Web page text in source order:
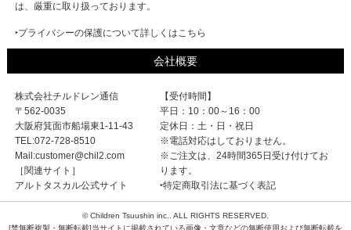
は、厳重に取り扱っております。
‣プライバシーの保護について詳しくはこちら
会社概要
株式会社チルドレン通信
〒562-0035
大阪府箕面市船場東1-11-43
TEL:072-728-8510
Mail:customer@chil2.com
［関連サイト］
アルトタスカル公式サイト
【受付時間】
平日：10：00～16：00
定休日：土・日・祝日
※電話対応はしておりません。
※ご注文は、24時間365日受け付けてお
ります。
‣特定商取引法に基づく表記
© Children Tsuushin inc.. ALL RIGHTS RESERVED.